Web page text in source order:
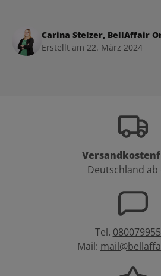
Carina Stelzer, BellAffair
Erstellt am 22. März 2024
Deutschland ab
Tel.
Mail: